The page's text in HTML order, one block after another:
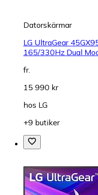
Datorskärmar
LG UltraGear
165/330Hz Dual
fr.
15 990 kr
hos LG
+9 butiker